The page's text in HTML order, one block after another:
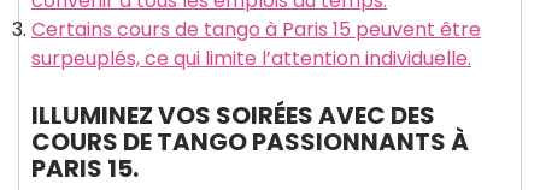
Certains cours de tango à Paris 15 peuvent être
surpeuplés, ce qui limite l’attention individuelle.
ILLUMINEZ VOS SOIRÉES AVEC DES
COURS DE TANGO PASSIONNANTS À
PARIS 15.